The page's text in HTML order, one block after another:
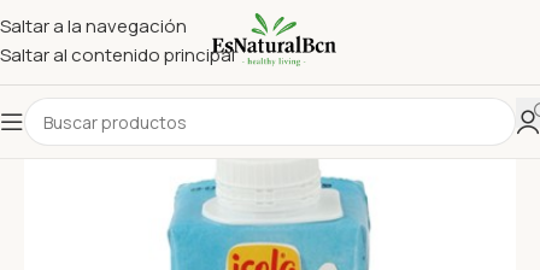
Saltar a la navegación
Saltar al contenido principal